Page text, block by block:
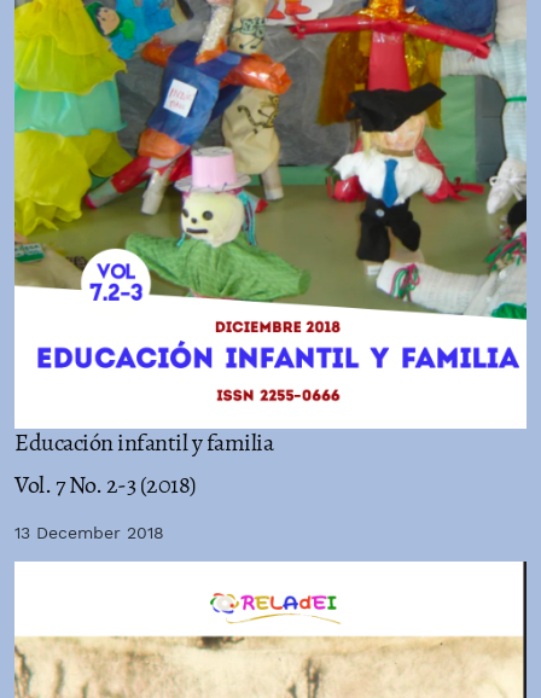
Educación infantil y familia
Vol. 7 No. 2-3 (2018)
13 December 2018